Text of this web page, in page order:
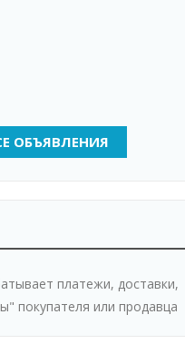
ОБЪЯВЛЕНИЯ
платежи, доставки,
покупателя или продавца